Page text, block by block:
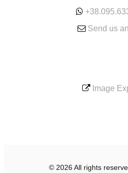
Send us
Image
© 2026 All rights